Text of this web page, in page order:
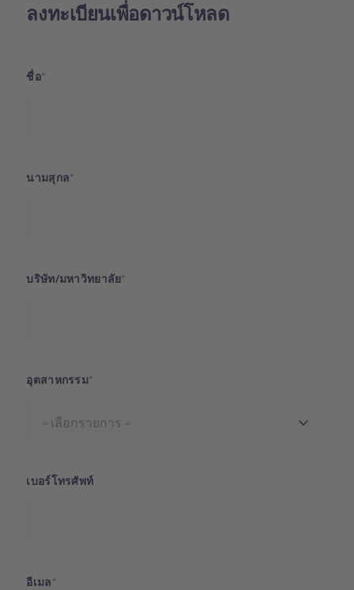
ลงทะเบียนเพื่อดาวน์โหลด
ชื่อ
นามสุกล
บริษัท/มหาวิทยาลัย
อุตสาหกรรม
เบอร์โทรศัพท์
อีเมล